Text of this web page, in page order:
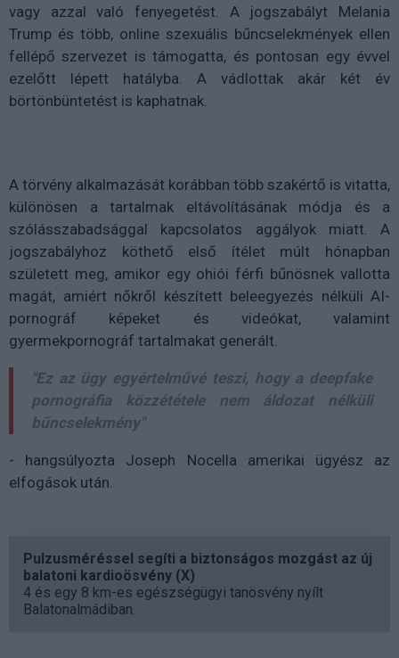
vagy azzal való fenyegetést. A jogszabályt Melania
Trump és több, online szexuális bűncselekmények ellen
fellépő szervezet is támogatta, és pontosan egy évvel
ezelőtt lépett hatályba. A vádlottak akár két év
börtönbüntetést is kaphatnak.
A törvény alkalmazását korábban több szakértő is vitatta,
különösen a tartalmak eltávolításának módja és a
szólásszabadsággal kapcsolatos aggályok miatt. A
jogszabályhoz köthető első ítélet múlt hónapban
született meg, amikor egy ohiói férfi bűnösnek vallotta
magát, amiért nőkről készített beleegyezés nélküli AI-
pornográf képeket és videókat, valamint
gyermekpornográf tartalmakat generált.
"Ez az ügy egyértelművé teszi, hogy a deepfake
pornográfia közzététele nem áldozat nélküli
bűncselekmény"
- hangsúlyozta Joseph Nocella amerikai ügyész az
elfogások után.
Pulzusméréssel segíti a biztonságos mozgást az új
balatoni kardioösvény (X)
4 és egy 8 km-es egészségügyi tanösvény nyílt
Balatonalmádiban.